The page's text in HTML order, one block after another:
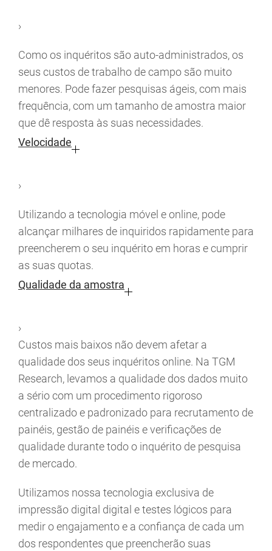
›
Como os inquéritos são auto-administrados, os
seus custos de trabalho de campo são muito
menores. Pode fazer pesquisas ágeis, com mais
frequência, com um tamanho de amostra maior
que dê resposta às suas necessidades.
Velocidade
›
Utilizando a tecnologia móvel e online, pode
alcançar milhares de inquiridos rapidamente para
preencherem o seu inquérito em horas e cumprir
as suas quotas.
Qualidade da amostra
›
Custos mais baixos não devem afetar a
qualidade dos seus inquéritos online. Na TGM
Research, levamos a qualidade dos dados muito
a sério com um procedimento rigoroso
centralizado e padronizado para recrutamento de
painéis, gestão de painéis e verificações de
qualidade durante todo o inquérito de pesquisa
de mercado.
Utilizamos nossa tecnologia exclusiva de
impressão digital digital e testes lógicos para
medir o engajamento e a confiança de cada um
dos respondentes que preencherão suas